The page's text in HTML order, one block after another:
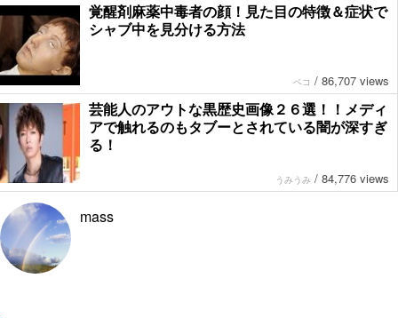
覚醒剤麻薬中毒者の顔！見た目の特徴＆症状で
シャブ中を見分ける方法
ペコ / 86,707 views
芸能人のアウトな黒歴史画像２６選！！メディ
アで触れるのもタブーとされている闇が深すぎ
る！
うみうみ / 84,776 views
mass